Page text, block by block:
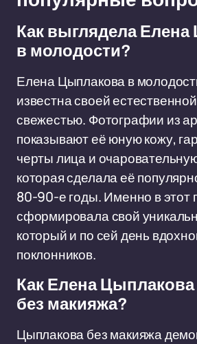
Как выглядела
в молодости?
Елена Цыплакова в
известна своей
свежестью. Фотографии из
показывают её юную кожу,
черты лица и
которая сделала её
80-90-е годы. Именно в этот
сформировала свой
который и по сей день
поклонников.
Как Елена
без макияжа?
Цыплакова без макияжа